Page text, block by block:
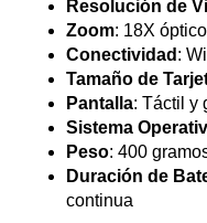
Resolución de
Zoom: 18X óptico
Conectividad :
Tamaño de
Pantalla: Táctil y
Sistema
Peso: 400
Duración de
continua